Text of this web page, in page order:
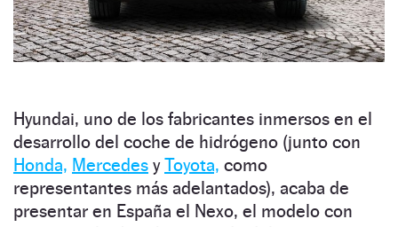
Hyundai, uno de los fabricantes inmersos en el
desarrollo del coche de hidrógeno (junto con
Honda, Mercedes yToyota, como
representantes más adelantados), acaba de
presentar en España el Nexo, el modelo con